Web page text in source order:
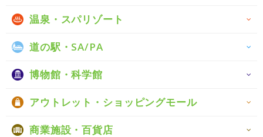
温泉・スパリゾート
道の駅・SA/PA
博物館・科学館
アウトレット・ショッピングモール
商業施設・百貨店